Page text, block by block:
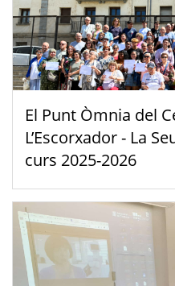
El Punt Òmnia del
L’Escorxador - La
curs 2025-2026